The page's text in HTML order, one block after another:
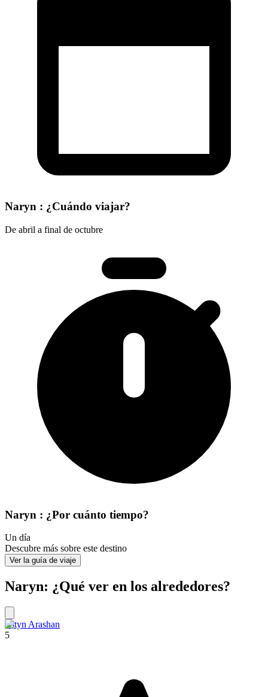
Naryn : ¿Cuándo viajar?
De abril a final de octubre
Naryn : ¿Por cuánto tiempo?
Un día
Descubre más sobre este destino
Ver la guía de viaje
Naryn: ¿Qué ver en los alrededores?
Altyn Arashan
5